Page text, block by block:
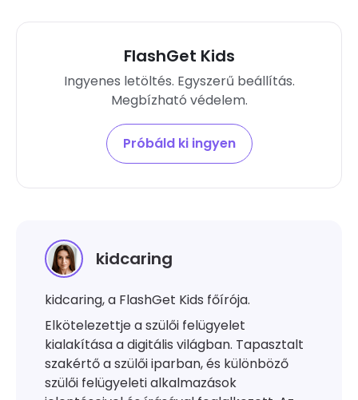
FlashGet Kids
Ingyenes letöltés. Egyszerű beállítás.
Megbízható védelem.
Próbáld ki ingyen
kidcaring
kidcaring, a FlashGet Kids főírója.
Elkötelezettje a szülői felügyelet
kialakítása a digitális világban. Tapasztalt
szakértő a szülői iparban, és különböző
szülői felügyeleti alkalmazások